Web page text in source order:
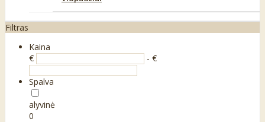
Filtras
Kaina
€
- €
Spalva
alyvinė
0